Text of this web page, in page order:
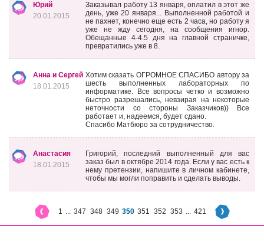
Юрий
20.01.2015
Заказывал работу 13 января, оплатил в этот же
день, уже 20 января... Выполненной работой и
не пахнет, конечно еще есть 2 часа, но работу я
уже не жду сегодня, на сообщения игнор.
Обещанные 4-4.5 дня на главной страничке,
превратились уже в 8.
Анна и Сергей
18.01.2015
Хотим сказать ОГРОМНОЕ СПАСИБО автору за
шесть выполненных лабораторных по
информатике. Все вопросы четко и возможно
быстро разрешались, невзирая на некоторые
неточности со стороны Заказчиков)) Все
работает и, надеемся, будет сдано.
Спасибо Матбюро за сотрудничество.
Анастасия
18.01.2015
Григорий, последний выполненный для вас
заказ был в октябре 2014 года. Если у вас есть к
нему претензии, напишите в личном кабинете,
чтобы мы могли поправить и сделать выводы.
1 ... 347 348 349 350 351 352 353 ... 421